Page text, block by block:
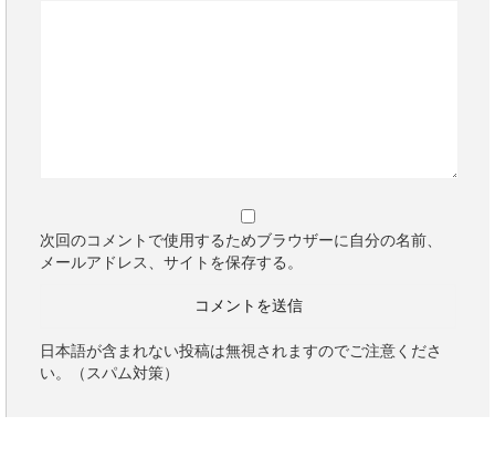
次回のコメントで使用するためブラウザーに自分の名前、
メールアドレス、サイトを保存する。
日本語が含まれない投稿は無視されますのでご注意くださ
い。（スパム対策）